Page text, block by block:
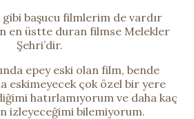
gibi başucu filmlerim de vardır
en üstte duran filmse Melekler
Şehri’dir.
epey eski olan film, bende
eskimeyecek çok özel bir yere
hatırlamıyorum ve daha kaç
izleyeceğimi bilemiyorum.